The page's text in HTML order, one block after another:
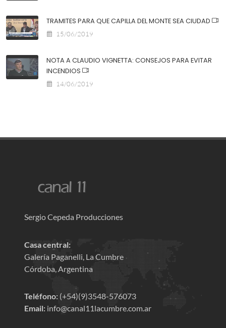
TRAMITES PARA QUE CAPILLA DEL MONTE SEA CIUDAD
15/06/2019
NOTA A CLAUDIO VIGNETTA: CONSEJOS PARA EVITAR
INCENDIOS
14/06/2019
Sergio Cepeda Producciones
Casa central:
Galería Paganelli, La Cumbre
Córdoba, Argentina
Teléfono: (+54)(9)3548-576073
Email: info@canal11lacumbre.com.ar